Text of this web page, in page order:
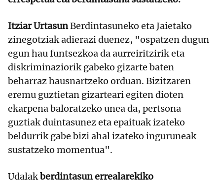
Itziar UrtasunBerdintasuneko eta Jaietako
zinegotziak adierazi duenez, "ospatzen dugun
egun hau funtsezkoa da aurreiritzirik eta
diskriminaziorik gabeko gizarte baten
beharraz hausnartzeko orduan. Bizitzaren
eremu guztietan gizarteari egiten dioten
ekarpena baloratzeko unea da, pertsona
guztiak duintasunez eta epaituak izateko
beldurrik gabe bizi ahal izateko inguruneak
sustatzeko momentua".
Udalakberdintasun errealarekiko